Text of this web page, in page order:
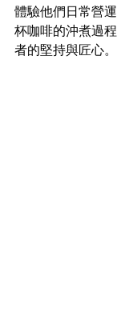
體驗他們日常營
杯咖啡的沖煮過
者的堅持與匠心。